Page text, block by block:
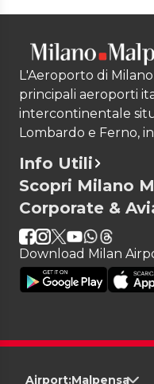
L'Aeroporto di
principali aeroporti
intercontinentale
Lombardo e Ferno,
Info Utili
Scopri Milano
Corporate &
Download Milan
Airport:Malpensa